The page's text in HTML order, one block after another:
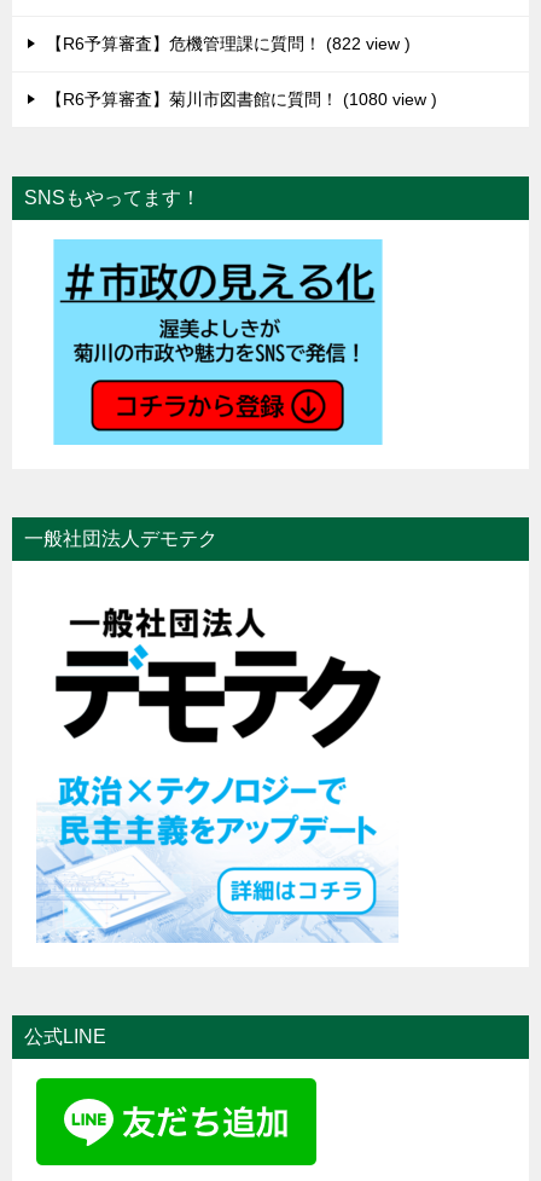
【R6予算審査】危機管理課に質問！ 822 view
【R6予算審査】菊川市図書館に質問！ 1080 view
SNSもやってます！
一般社団法人デモテク
公式LINE